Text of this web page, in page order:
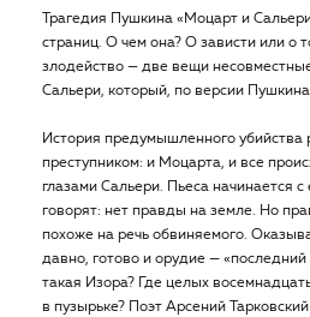
Трагедия Пушкина «Моцарт и
страниц. О чем она? О зависти или о
злодейство — две вещи
Сальери, который, по версии
История предумышленного убийства
преступником: и Моцарта, и все
глазами Сальери. Пьеса начинается с
говорят: нет правды на земле. Но
похоже на речь обвиняемого.
давно, готово и орудие —
такая Изора? Где целых
в пузырьке? Поэт Арсений